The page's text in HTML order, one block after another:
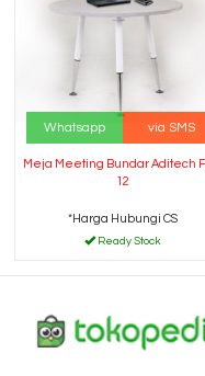
Whatsapp via SMS
Meja Meeting Bundar Aditech
12
*Harga Hubungi CS
Ready Stock